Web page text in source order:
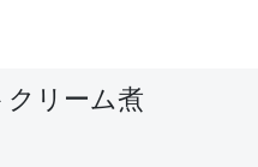
リーム煮